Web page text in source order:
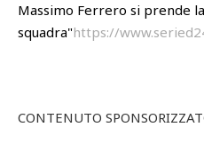
Massimo Ferrero si prende
squadra"https://
CONTENUTO